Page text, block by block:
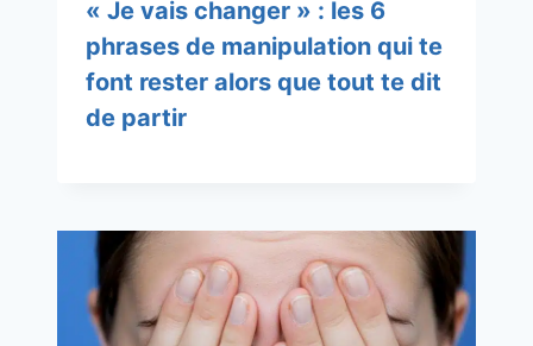
« Je vais changer » : les 6
phrases de manipulation qui te
font rester alors que tout te dit
de partir